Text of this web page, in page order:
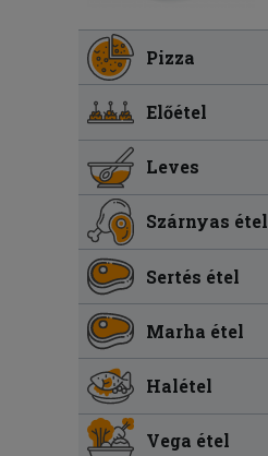
Pizza
Előétel
Leves
Szárnyas étel
Sertés étel
Marha étel
Halétel
Vega étel